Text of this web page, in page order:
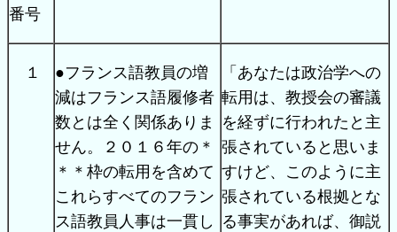
番号
１
●フランス語教員の増
減はフランス語履修者
数とは全く関係ありま
せん。２０１６年の＊
＊＊枠の転用を含めて
これらすべてのフラン
ス語教員人事は一貫し
「あなたは政治学への
転用は、教授会の審議
を経ずに行われたと主
張されていると思いま
すけど、このように主
張されている根拠とな
る事実があれば、御説